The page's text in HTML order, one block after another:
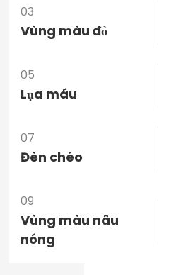
03
Vùng màu đỏ
05
Lụa máu
07
Đèn chéo
09
Vùng màu nâu
nóng